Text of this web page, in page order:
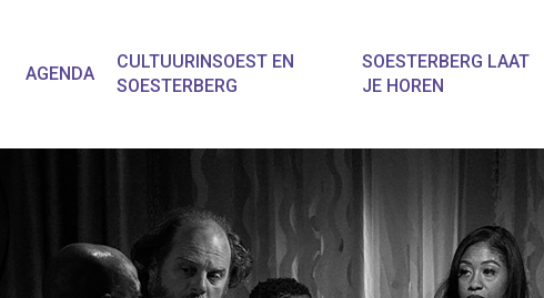
AGENDA
CULTUURINSOEST EN
SOESTERBERG
SOESTERBERG LAAT
JE HOREN